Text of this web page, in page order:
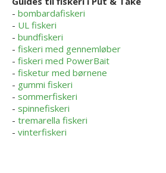
- bombardafiskeri
- UL fiskeri
- bundfiskeri
- fiskeri med gennemløber
- fiskeri med PowerBait
- fisketur med børnene
- gummi fiskeri
- sommerfiskeri
- spinnefiskeri
- tremarella fiskeri
- vinterfiskeri